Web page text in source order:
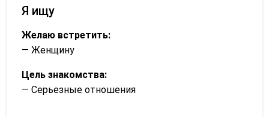
Я ищу
Желаю встретить:
— Женщину
Цель знакомства:
— Серьезные отношения